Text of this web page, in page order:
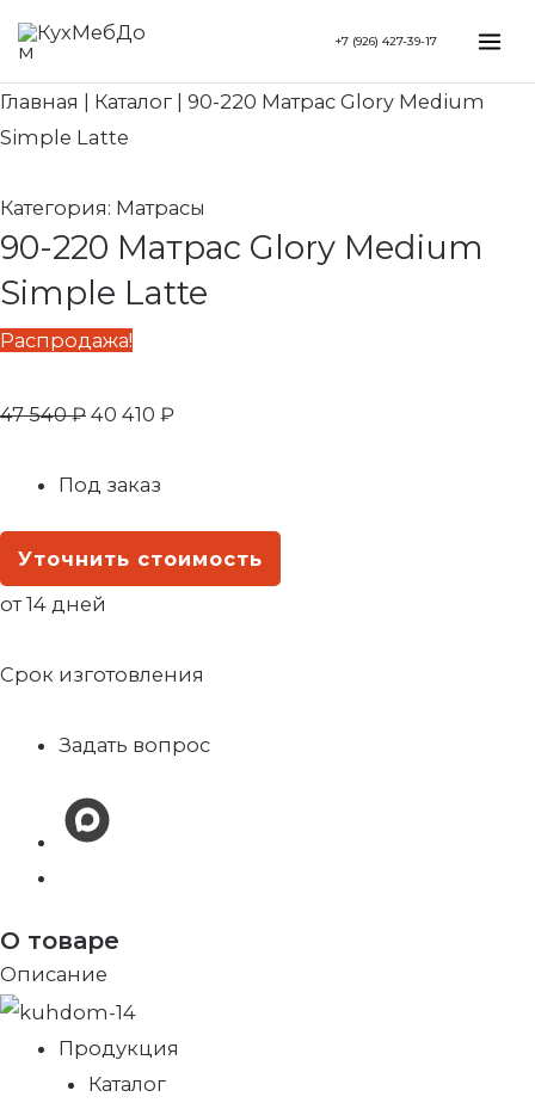
Перейти
содержимому
+7 (926) 427-39-17
Главная Каталог
90-220 Матрас Glory Medium
Simple Latte
Категория: Матрасы
90-220 Матрас Glory Medium
Simple Latte
Распродажа!
47 540₽
Первоначальная
составляла
40 410 ₽
40
Под заказ
Уточнить стоимость
от 14 дней
Срок изготовления
Задать вопрос
О товаре
Описание
Продукция
Каталог
Search...